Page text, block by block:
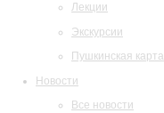
Лекции
Экскурсии
Пушкинская карта
Новости
Все новости